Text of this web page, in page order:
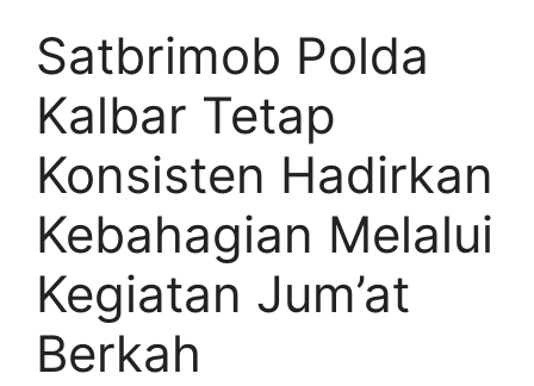
Satbrimob Polda
Kalbar Tetap
Konsisten Hadirkan
Kebahagian Melalui
Kegiatan Jum’at
Berkah